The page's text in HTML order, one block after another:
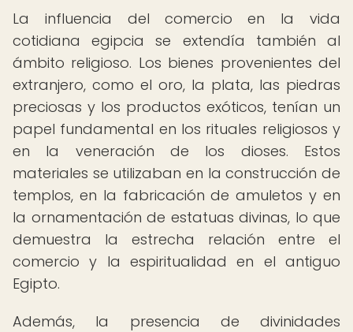
La influencia del comercio en la vida
cotidiana egipcia se extendía también al
ámbito religioso. Los bienes provenientes del
extranjero, como el oro, la plata, las piedras
preciosas y los productos exóticos, tenían un
papel fundamental en los rituales religiosos y
en la veneración de los dioses. Estos
materiales se utilizaban en la construcción de
templos, en la fabricación de amuletos y en
la ornamentación de estatuas divinas, lo que
demuestra la estrecha relación entre el
comercio y la espiritualidad en el antiguo
Egipto.
Además, la presencia de divinidades